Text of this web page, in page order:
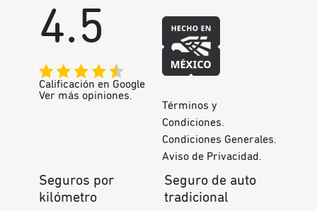
4.5
Calificación en Google
Ver más opiniones.
Términos y
Condiciones.
Condiciones Generales.
Aviso de Privacidad.
Seguros por
kilómetro
Seguro de auto
tradicional